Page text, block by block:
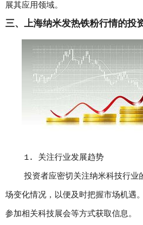
展其应用领域。
三、上海纳米发热铁粉行情的投
1. 关注行业发展趋势
投资者应密切关注纳米科技行业
场变化情况，以便及时把握市场机遇
参加相关科技展会等方式获取信息。